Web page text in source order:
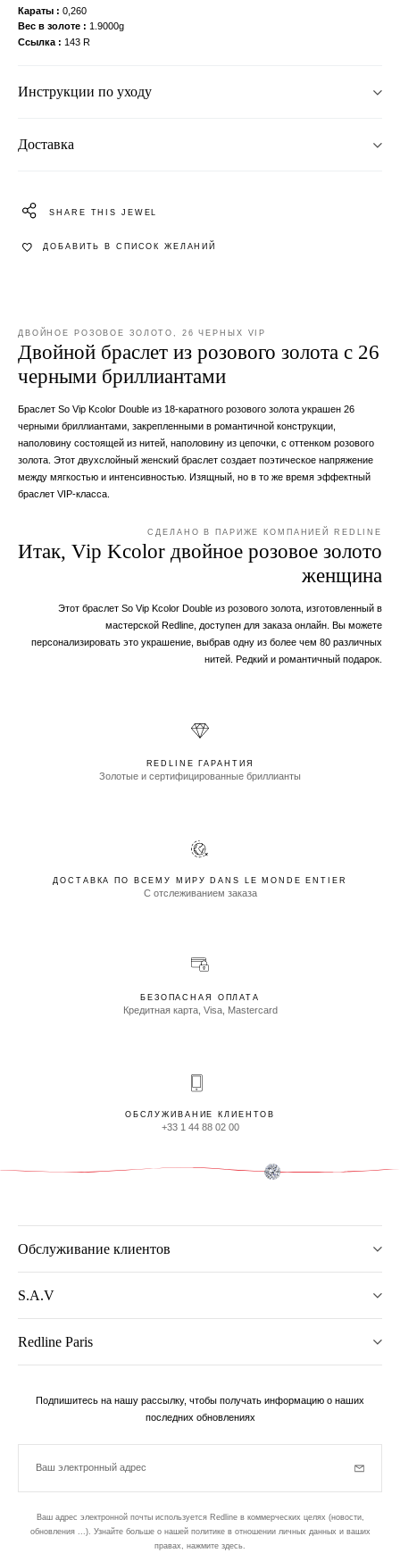
Караты
0,260
Вес в золоте
1.9000g
Ссылка
143 R
Инструкции по уходу
Доставка
SHARE THIS JEWEL
ДОБАВИТЬ В СПИСОК ЖЕЛАНИЙ
ДВОЙНОЕ РОЗОВОЕ ЗОЛОТО, 26 ЧЕРНЫХ VIP
Двойной браслет из розового золота с 26
черными бриллиантами
Браслет So Vip Kcolor Double из 18-каратного розового золота украшен 26
черными бриллиантами, закрепленными в романтичной конструкции,
наполовину состоящей из нитей, наполовину из цепочки, с оттенком розового
золота. Этот двухслойный женский браслет создает поэтическое напряжение
между мягкостью и интенсивностью. Изящный, но в то же время эффектный
браслет VIP-класса.
СДЕЛАНО В ПАРИЖЕ КОМПАНИЕЙ REDLINE
Итак, Vip Kcolor двойное розовое золото
женщина
Этот браслет So Vip Kcolor Double из розового золота, изготовленный в
мастерской Redline, доступен для заказа онлайн. Вы можете
персонализировать это украшение, выбрав одну из более чем 80 различных
нитей. Редкий и романтичный подарок.
REDLINE ГАРАНТИЯ
Золотые и сертифицированные бриллианты
ДОСТАВКА ПО ВСЕМУ МИРУ DANS LE MONDE ENTIER
С отслеживанием заказа
БЕЗОПАСНАЯ ОПЛАТА
Кредитная карта, Visa, Mastercard
ОБСЛУЖИВАНИЕ КЛИЕНТОВ
+33 1 44 88 02 00
Обслуживание клиентов
S.A.V
Redline Paris
Подпишитесь на нашу рассылку, чтобы получать информацию о наших
последних обновлениях
Ваш электронный адрес
Ваш адрес электронной почты используется Redline в коммерческих целях (новости,
обновления ...). Узнайте больше о нашей политике в отношении личных данных и ваших
правах, нажмите здесь